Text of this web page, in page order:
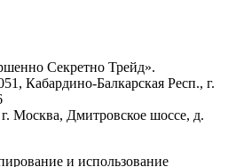
Секретно Трейд».
Кабардино-Балкарская Респ., г.
Москва, Дмитровское шоссе, д.
и использование